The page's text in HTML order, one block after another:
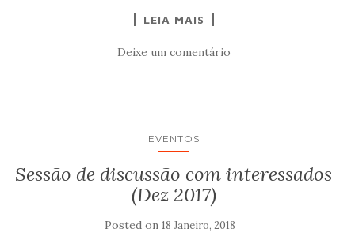
LEIA MAIS
Deixe um comentário
EVENTOS
Sessão de discussão com interessados
(Dez 2017)
Posted on 18 Janeiro, 2018